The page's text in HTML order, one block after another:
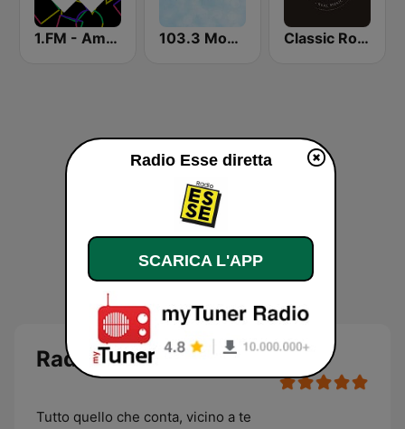
1.FM - Amsterdam Trance 103.3 Moose FM Classic Rock 109
Radio Esse diretta
Tutto quello che conta, vicino a te
Radio Esse diretta
SCARICA L'APP